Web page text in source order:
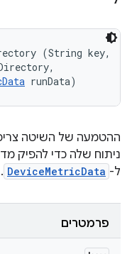
(String key,
runData)
ההטמעה של השיטה
ניתוח שלה כדי להפיק
ל- DeviceMetricData
.
פרמטרים